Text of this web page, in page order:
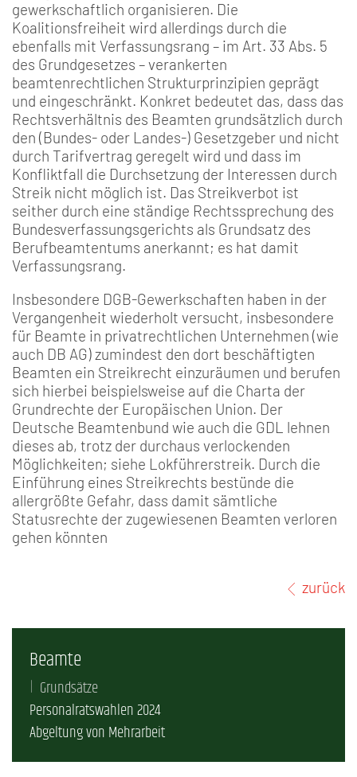
gewerkschaftlich organisieren. Die
Koalitionsfreiheit wird allerdings durch die
ebenfalls mit Verfassungsrang – im Art. 33 Abs. 5
des Grundgesetzes – verankerten
beamtenrechtlichen Strukturprinzipien geprägt
und eingeschränkt. Konkret bedeutet das, dass das
Rechtsverhältnis des Beamten grundsätzlich durch
den (Bundes- oder Landes-) Gesetzgeber und nicht
durch Tarifvertrag geregelt wird und dass im
Konfliktfall die Durchsetzung der Interessen durch
Streik nicht möglich ist. Das Streikverbot ist
seither durch eine ständige Rechtssprechung des
Bundesverfassungsgerichts als Grundsatz des
Berufbeamtentums anerkannt; es hat damit
Verfassungsrang.
Insbesondere DGB-Gewerkschaften haben in der
Vergangenheit wiederholt versucht, insbesondere
für Beamte in privatrechtlichen Unternehmen (wie
auch DB AG) zumindest den dort beschäftigten
Beamten ein Streikrecht einzuräumen und berufen
sich hierbei beispielsweise auf die Charta der
Grundrechte der Europäischen Union. Der
Deutsche Beamtenbund wie auch die GDL lehnen
dieses ab, trotz der durchaus verlockenden
Möglichkeiten; siehe Lokführerstreik. Durch die
Einführung eines Streikrechts bestünde die
allergrößte Gefahr, dass damit sämtliche
Statusrechte der zugewiesenen Beamten verloren
gehen könnten
zurück
Beamte
Grundsätze
Personalratswahlen 2024
Abgeltung von Mehrarbeit